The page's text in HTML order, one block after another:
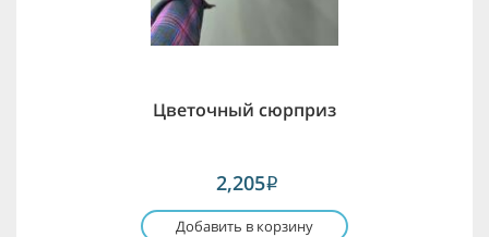
Цветочный сюрприз
2,205i
Добавить в корзину